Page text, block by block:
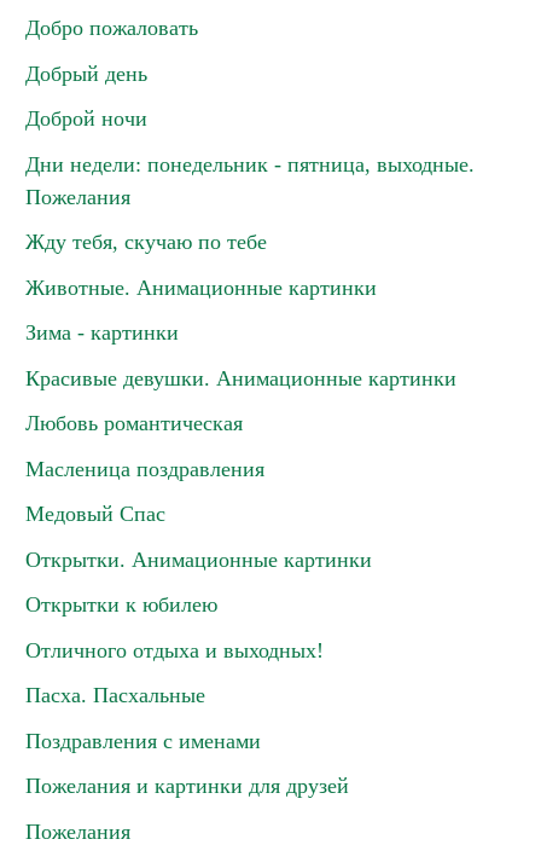
Добро пожаловать
Добрый день
Доброй ночи
Дни недели: понедельник - пятница, выходные.
Пожелания
Жду тебя, скучаю по тебе
Животные. Анимационные картинки
Зима - картинки
Красивые девушки. Анимационные картинки
Любовь романтическая
Масленица поздравления
Медовый Спас
Открытки. Анимационные картинки
Открытки к юбилею
Отличного отдыха и выходных!
Пасха. Пасхальные
Поздравления с именами
Пожелания и картинки для друзей
Пожелания